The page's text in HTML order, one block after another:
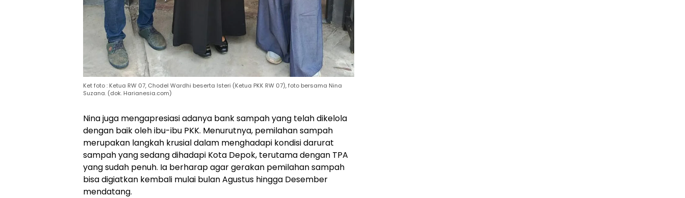
Ket foto : Ketua RW 07, Chodel Wardhi beserta Isteri (Ketua PKK RW 07), foto bersama Nina
Suzana. (dok. Harianesia.com)
Nina juga mengapresiasi adanya bank sampah yang telah dikelola
dengan baik oleh ibu-ibu PKK. Menurutnya, pemilahan sampah
merupakan langkah krusial dalam menghadapi kondisi darurat
sampah yang sedang dihadapi Kota Depok, terutama dengan TPA
yang sudah penuh. Ia berharap agar gerakan pemilahan sampah
bisa digiatkan kembali mulai bulan Agustus hingga Desember
mendatang.